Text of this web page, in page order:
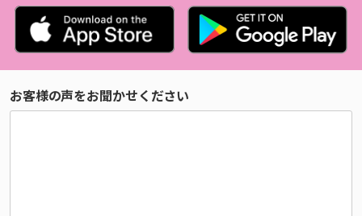
お客様の声をお聞かせください